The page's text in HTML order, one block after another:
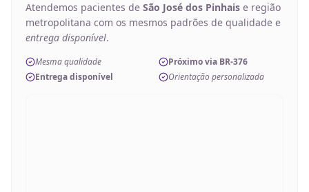
Atendemos pacientes de São José dos Pinhais e região
metropolitana com os mesmos padrões de qualidade e
entrega disponível.
Mesma qualidade
Próximo via BR-376
Entrega disponível
Orientação personalizada